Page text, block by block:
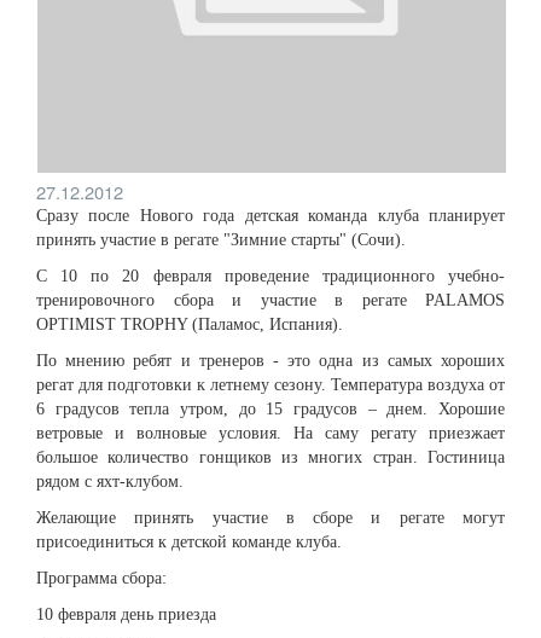
27.12.2012
Сразу после Нового года детская команда клуба планирует
принять участие в регате "Зимние старты" (Сочи).
С 10 по 20 февраля проведение традиционного учебно-
тренировочного сбора и участие в регате PALAMOS
OPTIMIST TROPHY (Паламос, Испания).
По мнению ребят и тренеров - это одна из самых хороших
регат для подготовки к летнему сезону. Температура воздуха от
6 градусов тепла утром, до 15 градусов – днем. Хорошие
ветровые и волновые условия. На саму регату приезжает
большое количество гонщиков из многих стран. Гостиница
рядом с яхт-клубом.
Желающие принять участие в сборе и регате могут
присоединиться к детской команде клуба.
Программа сбора:
10 февраля день приезда